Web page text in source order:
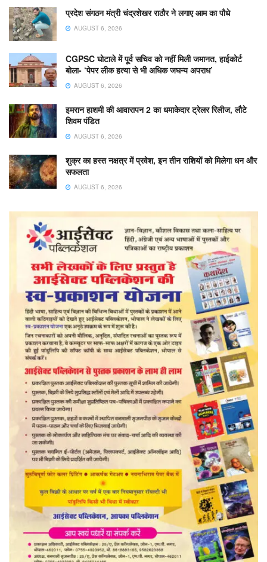
प्रदेश संगठन मंत्री चंद्रशेखर राठौर ने लगाए आम का पौधे
AUGUST 6, 2026
CGPSC घोटाले में पूर्व सचिव को नहीं मिली जमानत, हाईकोर्ट
बोला- ‘पेपर लीक हत्या से भी अधिक जघन्य अपराध’
AUGUST 6, 2026
इमरान हाशमी की आवारापन 2 का धमाकेदार ट्रेलर रिलीज, लौटे
शिवम पंडित
AUGUST 6, 2026
शुक्र का हस्त नक्षत्र में प्रवेश, इन तीन राशियों को मिलेगा धन और
सफलता
AUGUST 6, 2026